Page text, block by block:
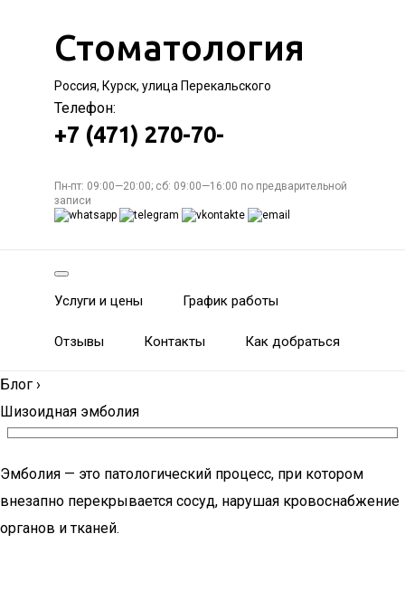
Стоматология
Россия, Курск, улица Перекальского
Телефон:
+7 (471) 270-70-
Пн-пт: 09:00—20:00; сб: 09:00—16:00 по предварительной
записи
Услуги и цены График работы
Отзывы Контакты Как добраться
Блог ›
Шизоидная эмболия
Эмболия — это патологический процесс, при котором
внезапно перекрывается сосуд, нарушая кровоснабжение
органов и тканей.